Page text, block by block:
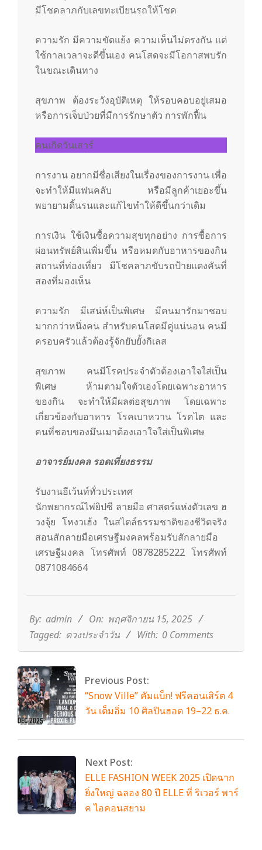
มีโชคลาภกับเลขทะเบียนรถให้โชค
ความรัก มีความขัดแย้ง ความเห็นไม่ตรงกัน แต่
ใช้กาลเวลาจะดีขึ้นเอง คนโสดจะมีโอกาสพบรัก
ในขณะเดินทาง
สุขภาพ ต้องระวังอุบัติเหตุ ให้รอบคอบอยู่เสมอ
หรือการเจ็บป่วยที่มีการรักษาตัว การพักฟื้น
คนเกิดวันเสาร์
การงาน อยากมีชื่อเสียงในเรื่องของการงาน เพื่อ
จะทำให้มีแฟนคลับ หรือมีลูกค้าเยอะขึ้น
พยายามดิ้นรนและแก้ไขทำให้ดีขึ้นกว่าเดิม
การเงิน ใช้เงินซื้อความสุขทุกอย่าง การซื้อการ
ผ่อนทรัพย์สินเพิ่มขึ้น หรือหมดกับอาหารของกิน
สถานที่ท่องเที่ยว มีโชคลาภขับรถป้ายแดงคันที่
สองที่มองเห็น
ความรัก มีเสน่ห์เป็นพิเศษ มีคนมารักมาชอบ
มากกว่าหนึ่งคน สำหรับคนโสดมีคู่แน่นอน คนมี
ครอบครัวแล้วต้องรู้จักยับยั้งกิเลส
สุขภาพ คนมีโรคประจำตัวต้องเอาใจใส่เป็น
พิเศษ ห้ามตามใจตัวเองโดยเฉพาะอาหาร
ของกิน จะทำให้มีผลต่อสุขภาพ โดยเฉพาะ
เกี่ยวข้องกับอาหาร โรคเบาหวาน โรคไต และ
คนที่ชอบของมึนเมาต้องเอาใจใส่เป็นพิเศษ
อาจารย์มงคล รอดเที่ยงธรรม
รับงานอีเว้นท์ทั่วประเทศ
นักพยากรณ์ไพ่ยิปซี ลายมือ ศาสตร์แห่งตัวเลข ฮ
วงจุ้ย โหงวเฮ้ง ในสไตล์ธรรมชาติของชีวิตจริง
สอนสักลายมือเศรษฐีมงคลพร้อมรับสักลายมือ
เศรษฐีมงคล โทรศัพท์ 0878285222 โทรศัพท์
0871084664
15
By: admin On: พฤศจิกายน 15, 2025
Tagged: ดวงประจำวัน With: 0 Comments
Previous Post:
“Snow Ville” คัมแบ็ก! ฟรีคอนเสิร์ต 4
วัน เต็มอิ่ม 10 ศิลปินฮอต 19–22 ธ.ค.
Next Post:
ELLE FASHION WEEK 2025 เปิดฉาก
ยิ่งใหญ่ ฉลอง 80 ปี ELLE ที่ ริเวอร์ พาร์
ค ไอคอนสยาม